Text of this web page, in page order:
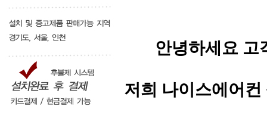
안녕하세요
저희 나이스에어